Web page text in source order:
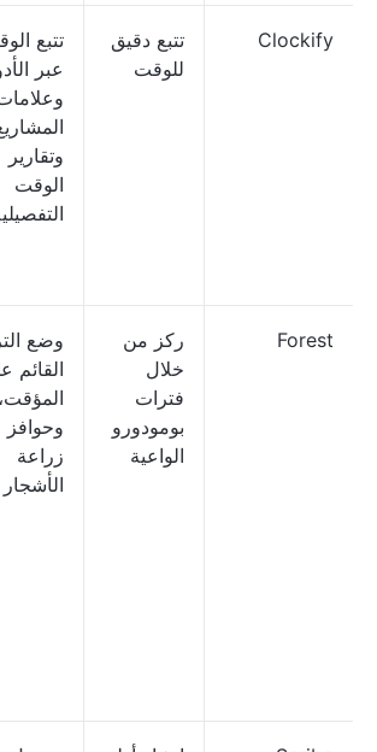
Clockify
تتبع دقيق
للوقت
تتبع
عبر
وتقارير
الوقت
Forest
ركز من
خلال
فترات
بومودورو
الواعية
وضع
القائم
المؤقت،
وحوافز
زراعة
الأشجار